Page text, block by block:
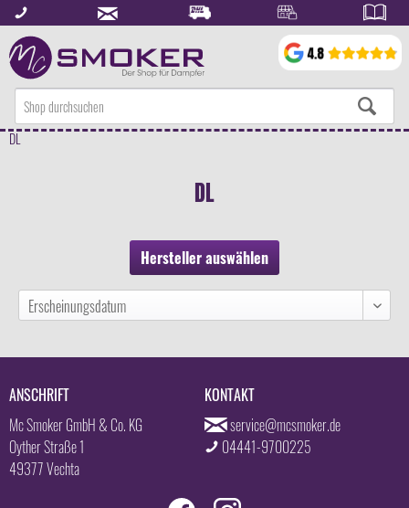
DL
DL
Hersteller auswählen
ANSCHRIFT
Mc Smoker GmbH & Co. KG
Oyther Straße 1
49377 Vechta
KONTAKT
service@mcsmoker.de
04441-9700225